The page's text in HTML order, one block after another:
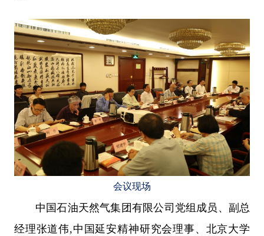
会议现场
中国石油天然气集团有限公司党组成员、副总
经理张道伟,中国延安精神研究会理事、北京大学